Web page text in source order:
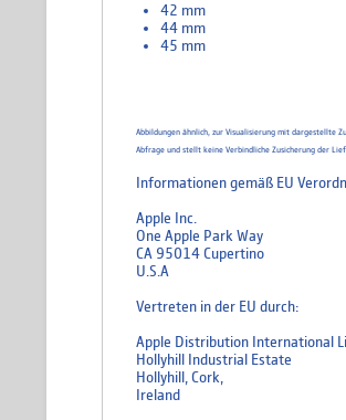
42 mm
44 mm
45 mm
Abbildungen ähnlich, zur Visualisierung mit dargestellte
Abfrage und stellt keine Verbindliche Zusicherung der
Informationen gemäß EU
Apple Inc.
One Apple Park Way
CA 95014 Cupertino
U.S.A
Vertreten in der EU durch:
Apple Distribution International
Hollyhill Industrial Estate
Hollyhill, Cork,
Ireland